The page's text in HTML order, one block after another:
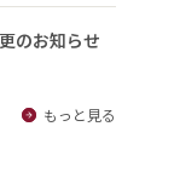
のお知らせ
もっと見る